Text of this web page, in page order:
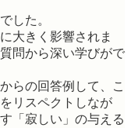
した。
大きく影響されま
問から深い学びがで
らの回答例して、こ
リスペクトしなが
「寂しい」の与える